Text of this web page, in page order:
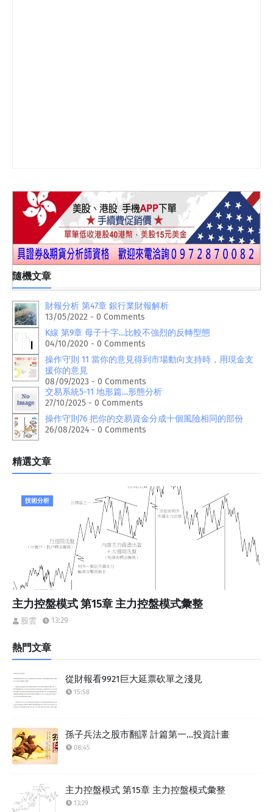
隨機文章
財報分析 第47章 銀行業財報解析
13/05/2022 - 0 Comments
K線 第9章 母子十字…比較不強烈的反轉型態
04/10/2020 - 0 Comments
操作守則 11 當你的意見得到市場動向支持時，用現金支
援你的意見
08/09/2023 - 0 Comments
交易系統5-11 地形篇…形態分析
27/10/2025 - 0 Comments
操作守則76 把你的交易資金分成十個風險相同的部份
26/08/2024 - 0 Comments
精選文章
技術分析
主力控盤模式 第15章 主力控盤模式彙整
股雲 13:29
熱門文章
從財報看9921巨大延票砍單之淺見
15:58
孫子兵法之股市翻譯 計篇第一…投資計畫
08:45
主力控盤模式 第15章 主力控盤模式彙整
13:29